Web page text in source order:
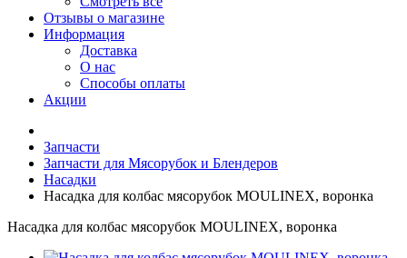
Отзывы о магазине
Информация
Доставка
О нас
Способы оплаты
Акции
Запчасти
Запчасти для Мясорубок и Блендеров
Насадки
Насадка для колбас мясорубок MOULINEX, воронка
Насадка для колбас мясорубок MOULINEX, воронка